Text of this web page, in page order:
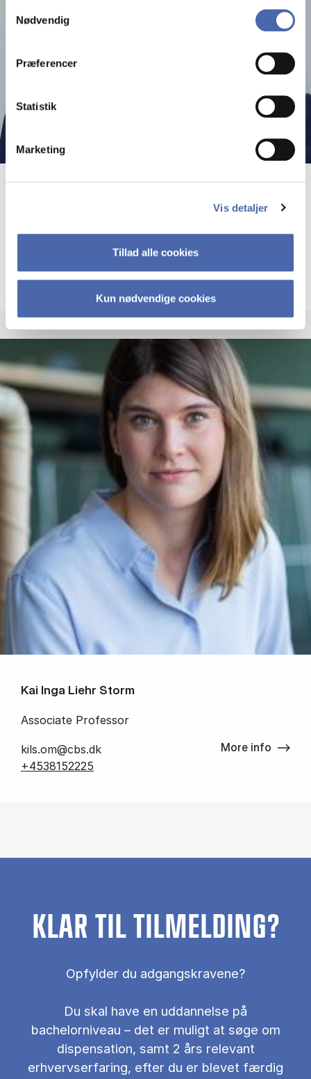
markedsføring. Du bestemmer selv - og kan altid trække
Nødvendig
Præferencer
Statistik
Marketing
Vis detaljer
Tillad alle cookies
Kun nødvendige cookies
mb.marktg@cbs.dk
+4538152122
Kai Inga Liehr Storm
Associate Professor
kils.om@cbs.dk
+4538152225
More info
KLAR TIL TILMELDING?
Opfylder du adgangskravene?
Du skal have en uddannelse på
bachelorniveau – det er muligt at søge om
dispensation, samt 2 års relevant
erhvervserfaring, efter du er blevet færdig